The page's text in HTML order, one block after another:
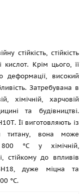
стійкість, стійкість
Крім цього, її
деформації, високий
Затребувана в
хімічній, харчовій
та будівництві.
Її виготовляють із
титану, вона може
°C у хімічній,
стійкому до впливів
дуже міцна та
°C.